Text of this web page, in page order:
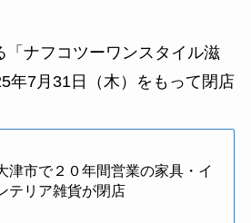
「ナフコツーワンスタイル滋
年7月31日（木）をもって閉店
津市で２０年間営業の家具・イ
テリア雑貨が閉店